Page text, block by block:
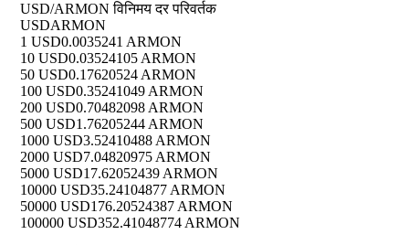
USD/ARMON विनिमय दर परिवर्तक
USDARMON
1 USD0.0035241 ARMON
10 USD0.03524105 ARMON
50 USD0.17620524 ARMON
100 USD0.35241049 ARMON
200 USD0.70482098 ARMON
500 USD1.76205244 ARMON
1000 USD3.52410488 ARMON
2000 USD7.04820975 ARMON
5000 USD17.62052439 ARMON
10000 USD35.24104877 ARMON
50000 USD176.20524387 ARMON
100000 USD352.41048774 ARMON